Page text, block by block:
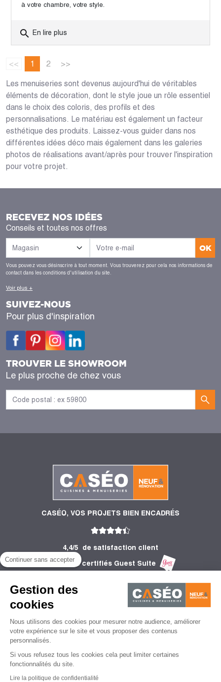
Continuer sans accepter
Gestion des
cookies
Nous utilisons des cookies pour mesurer notre audience, améliorer
votre expérience sur le site et vous proposer des contenus
personnalisés.
Si vous refusez tous les cookies cela peut limiter certaines
fonctionnalités du site.
Lire la politique de confidentialité
à votre chambre, votre style.
search En lire plus
<< 1 2 >>
Les menuiseries sont devenus aujourd'hui de véritables
éléments de décoration, dont le style joue un rôle essentiel
dans le choix des coloris, des profils et des
personnalisations. Le matériau est également un facteur
esthétique des produits. Laissez-vous guider dans nos
différentes idées déco mais également dans les galeries
photos de réalisations avant/après pour trouver l'inspiration
pour votre projet.
RECEVEZ NOS IDÉES
Conseils et toutes nos offres
OK
Vous pouvez vous désinscrire à tout moment. Vous trouverez pour cela nos informations de
contact dans les conditions d'utilisation du site.
Voir plus +
SUIVEZ-NOUS
Pour plus d'inspiration
TROUVER LE SHOWROOM
Le plus proche de chez vous
CASÉO, VOS PROJETS BIEN ENCADRÉS
4,4/5
de satisfaction client
2 753 Avis certifiés Guest Suite
INFORMATIONS
CONSEILS